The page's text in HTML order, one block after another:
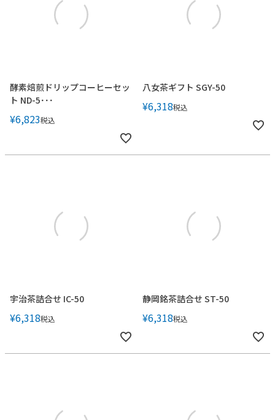
酵素焙煎ドリップコーヒーセッ
ト ND-5･･･
¥6,823税込
八女茶ギフト SGY-50
¥6,318税込
宇治茶詰合せ IC-50
¥6,318税込
静岡銘茶詰合せ ST-50
¥6,318税込